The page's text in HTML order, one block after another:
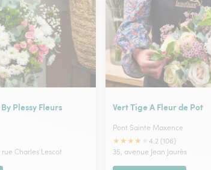
Plessy Fleurs
Charles Lescot
Vert Tige A Fleur de Pot
Pont Sainte Maxence
★★★★
4.2 (106)
35, avenue Jean Jaurès